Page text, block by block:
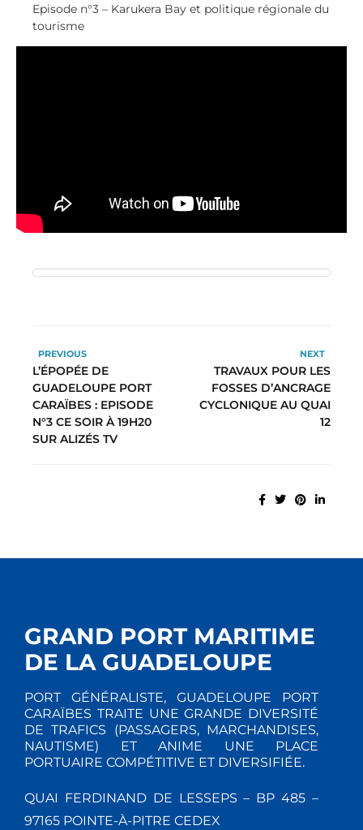
Episode n°3 – Karukera Bay et politique régionale du
tourisme
PREVIOUS
L’ÉPOPÉE DE
GUADELOUPE PORT
CARAÏBES : EPISODE
N°3 CE SOIR À 19H20
SUR ALIZÉS TV
NEXT
TRAVAUX POUR LES
FOSSES D’ANCRAGE
CYCLONIQUE AU QUAI
12
GRAND PORT MARITIME
DE LA GUADELOUPE
PORT GÉNÉRALISTE, GUADELOUPE PORT
CARAÏBES TRAITE UNE GRANDE DIVERSITÉ
DE TRAFICS (PASSAGERS, MARCHANDISES,
NAUTISME) ET ANIME UNE PLACE
PORTUAIRE COMPÉTITIVE ET DIVERSIFIÉE.
QUAI FERDINAND DE LESSEPS – BP 485 –
97165 POINTE-À-PITRE CEDEX